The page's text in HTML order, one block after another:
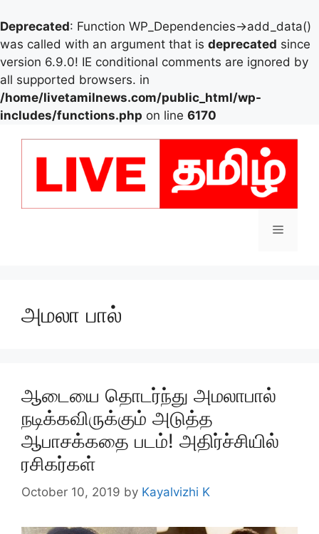
Deprecated: Function WP_Dependencies->add_data()
was called with an argument that is deprecated since
version 6.9.0! IE conditional comments are ignored by
all supported browsers. in
/home/livetamilnews.com/public_html/wp-
includes/functions.php on line 6170
Menu
அமலா பால்
ஆடையை தொடர்ந்து அமலாபால்
நடிக்கவிருக்கும் அடுத்த
ஆபாசக்கதை படம்! அதிர்ச்சியில்
ரசிகர்கள்
October 10, 2019 by Kayalvizhi K